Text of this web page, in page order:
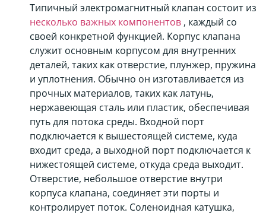
Типичный электромагнитный клапан состоит из
несколько важных компонентов , каждый со
своей конкретной функцией. Корпус клапана
служит основным корпусом для внутренних
деталей, таких как отверстие, плунжер, пружина
и уплотнения. Обычно он изготавливается из
прочных материалов, таких как латунь,
нержавеющая сталь или пластик, обеспечивая
путь для потока среды. Входной порт
подключается к вышестоящей системе, куда
входит среда, а выходной порт подключается к
нижестоящей системе, откуда среда выходит.
Отверстие, небольшое отверстие внутри
корпуса клапана, соединяет эти порты и
контролирует поток. Соленоидная катушка,